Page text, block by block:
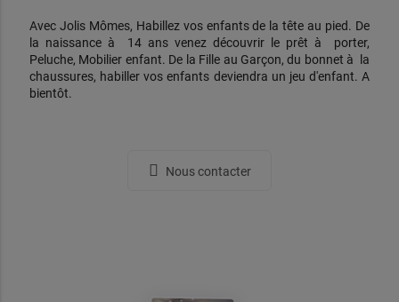
Avec Jolis Mômes, Habillez vos enfants de la tête au pied. De
la naissance à 14 ans venez découvrir le prêt à porter,
Peluche, Mobilier enfant. De la Fille au Garçon, du bonnet à la
chaussures, habiller vos enfants deviendra un jeu d'enfant. A
bientôt.
Nous contacter